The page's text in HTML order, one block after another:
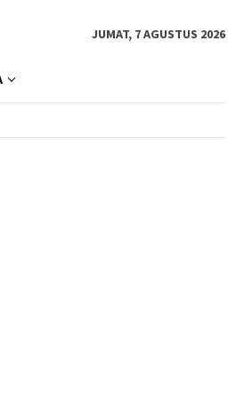
JUMAT, 7 AGUSTUS 2026